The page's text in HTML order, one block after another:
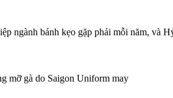
ngành bánh kẹo gặp phải mỗi năm,